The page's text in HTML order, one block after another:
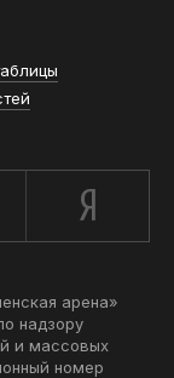
арена»
надзору
и массовых
номер